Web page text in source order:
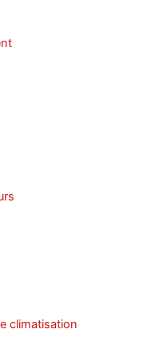
climatisation